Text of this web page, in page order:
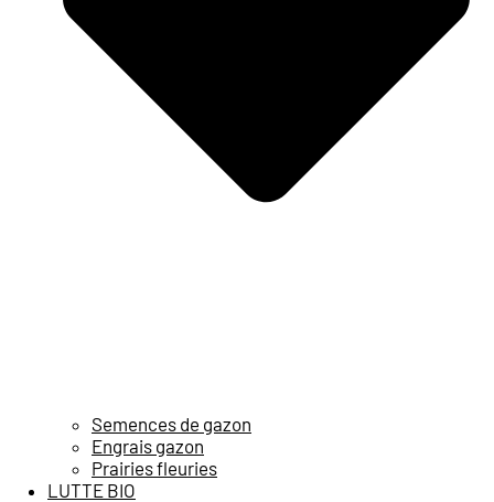
Semences de gazon
Engrais gazon
Prairies fleuries
LUTTE BIO